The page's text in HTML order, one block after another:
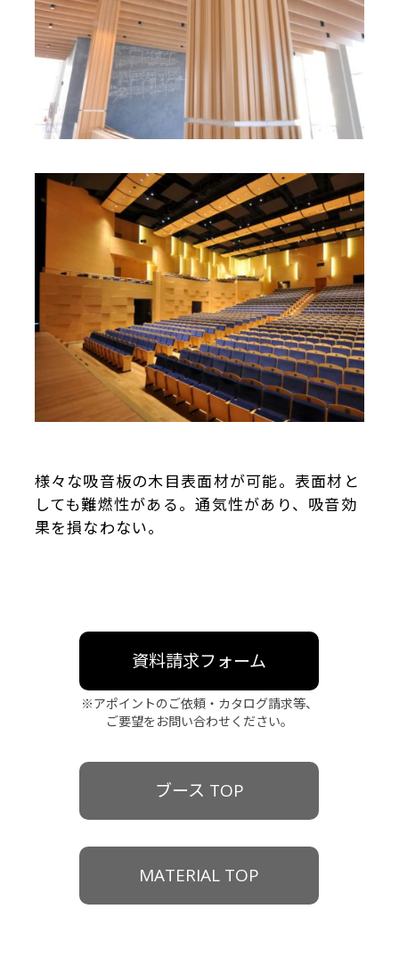
様々な吸音板の木目表面材が可能。表面材と
しても難燃性がある。通気性があり、吸音効
果を損なわない。
資料請求フォーム
※アポイントのご依頼・カタログ請求等、
ご要望をお問い合わせください。
ブース TOP
MATERIAL TOP